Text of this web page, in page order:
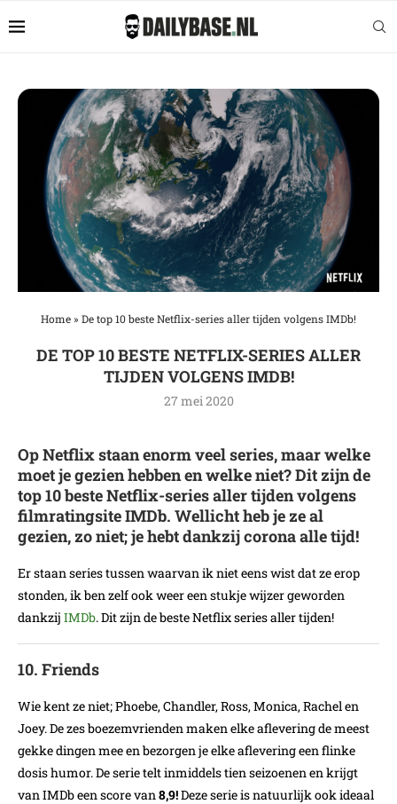
Home» De top 10 beste Netflix-series aller tijden volgens IMDb!
DE TOP 10 BESTE NETFLIX-SERIES ALLER
TIJDEN VOLGENS IMDB!
27 mei 2020
Op Netflix staan enorm veel series, maar welke
moet je gezien hebben en welke niet? Dit zijn de
top 10 beste Netflix-series aller tijden volgens
filmratingsite IMDb. Wellicht heb je ze al
gezien, zo niet; je hebt dankzij corona alle tijd!
Er staan series tussen waarvan ik niet eens wist dat ze erop
stonden, ik ben zelf ook weer een stukje wijzer geworden
dankzij IMDb. Dit zijn de beste Netflix series aller tijden!
10. Friends
Wie kent ze niet; Phoebe, Chandler, Ross, Monica, Rachel en
Joey. De zes boezemvrienden maken elke aflevering de meest
gekke dingen mee en bezorgen je elke aflevering een flinke
dosis humor. De serie telt inmiddels tien seizoenen en krijgt
van IMDb een score van 8,9!Deze serie is natuurlijk ook ideaal